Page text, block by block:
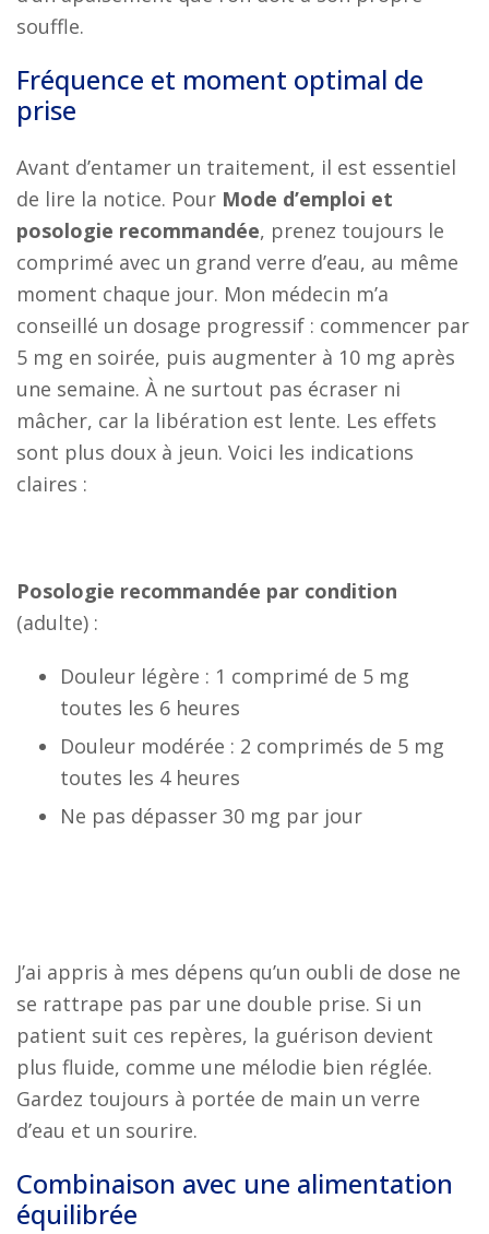
souffle.
Fréquence et moment optimal de
prise
Avant d’entamer un traitement, il est essentiel
de lire la notice. Pour Mode d’emploi et
posologie recommandée, prenez toujours le
comprimé avec un grand verre d’eau, au même
moment chaque jour. Mon médecin m’a
conseillé un dosage progressif : commencer par
5 mg en soirée, puis augmenter à 10 mg après
une semaine. À ne surtout pas écraser ni
mâcher, car la libération est lente. Les effets
sont plus doux à jeun. Voici les indications
claires :
Posologie recommandée par condition
(adulte) :
Douleur légère : 1 comprimé de 5 mg
toutes les 6 heures
Douleur modérée : 2 comprimés de 5 mg
toutes les 4 heures
Ne pas dépasser 30 mg par jour
J’ai appris à mes dépens qu’un oubli de dose ne
se rattrape pas par une double prise. Si un
patient suit ces repères, la guérison devient
plus fluide, comme une mélodie bien réglée.
Gardez toujours à portée de main un verre
d’eau et un sourire.
Combinaison avec une alimentation
équilibrée